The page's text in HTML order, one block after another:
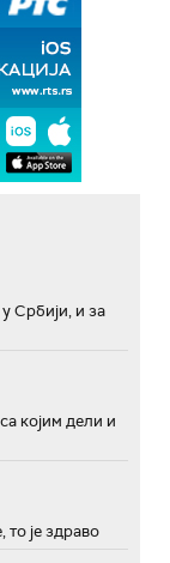
Србији, и за
којим дели и
то је здраво